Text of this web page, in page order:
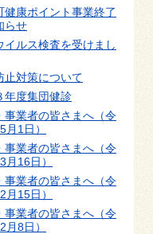
健康ポイント事業終了
らせ
イルス検査を受けまし
止対策について
年度集団健診
事業者の皆さまへ（令
月1日）
事業者の皆さまへ（令
月16日）
事業者の皆さまへ（令
月15日）
事業者の皆さまへ（令
月8日）